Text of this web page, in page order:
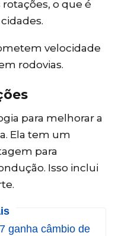
o que é
velocidade
rodovias.
para melhorar a
Ela tem um
para
Isso inclui
ganha câmbio de